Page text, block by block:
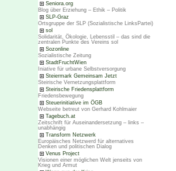
Seniora.org
Blog über Erziehung – Ethik – Politik
SLP-Graz
Ortsgruppe der SLP (Sozialistische LinksPartei)
sol
Solidarität, Ökologie, Lebensstil – das sind die
zentralen Punkte des Vereins sol
Sozonline
Sozialistische Zeitung
StadtFruchtWien
Iniative für urbane Selbstversorgung
Steiermark Gemeinsam Jetzt
Steirische Vernetzungsplattform
Steirische Friedensplattform
Friedensbewegung
Steuerinitiative im ÖGB
Webseite betreut von Gerhard Kohlmaier
Tagebuch.at
Zeitschrift für Auseinandersetzung – links –
unabhängig
Transform Netzwerk
Europäisches Netzwerd für alternatives
Denken und politischen Dialog
Venus Project
Visionen einer möglichen Welt jenseits von
Krieg und Armut